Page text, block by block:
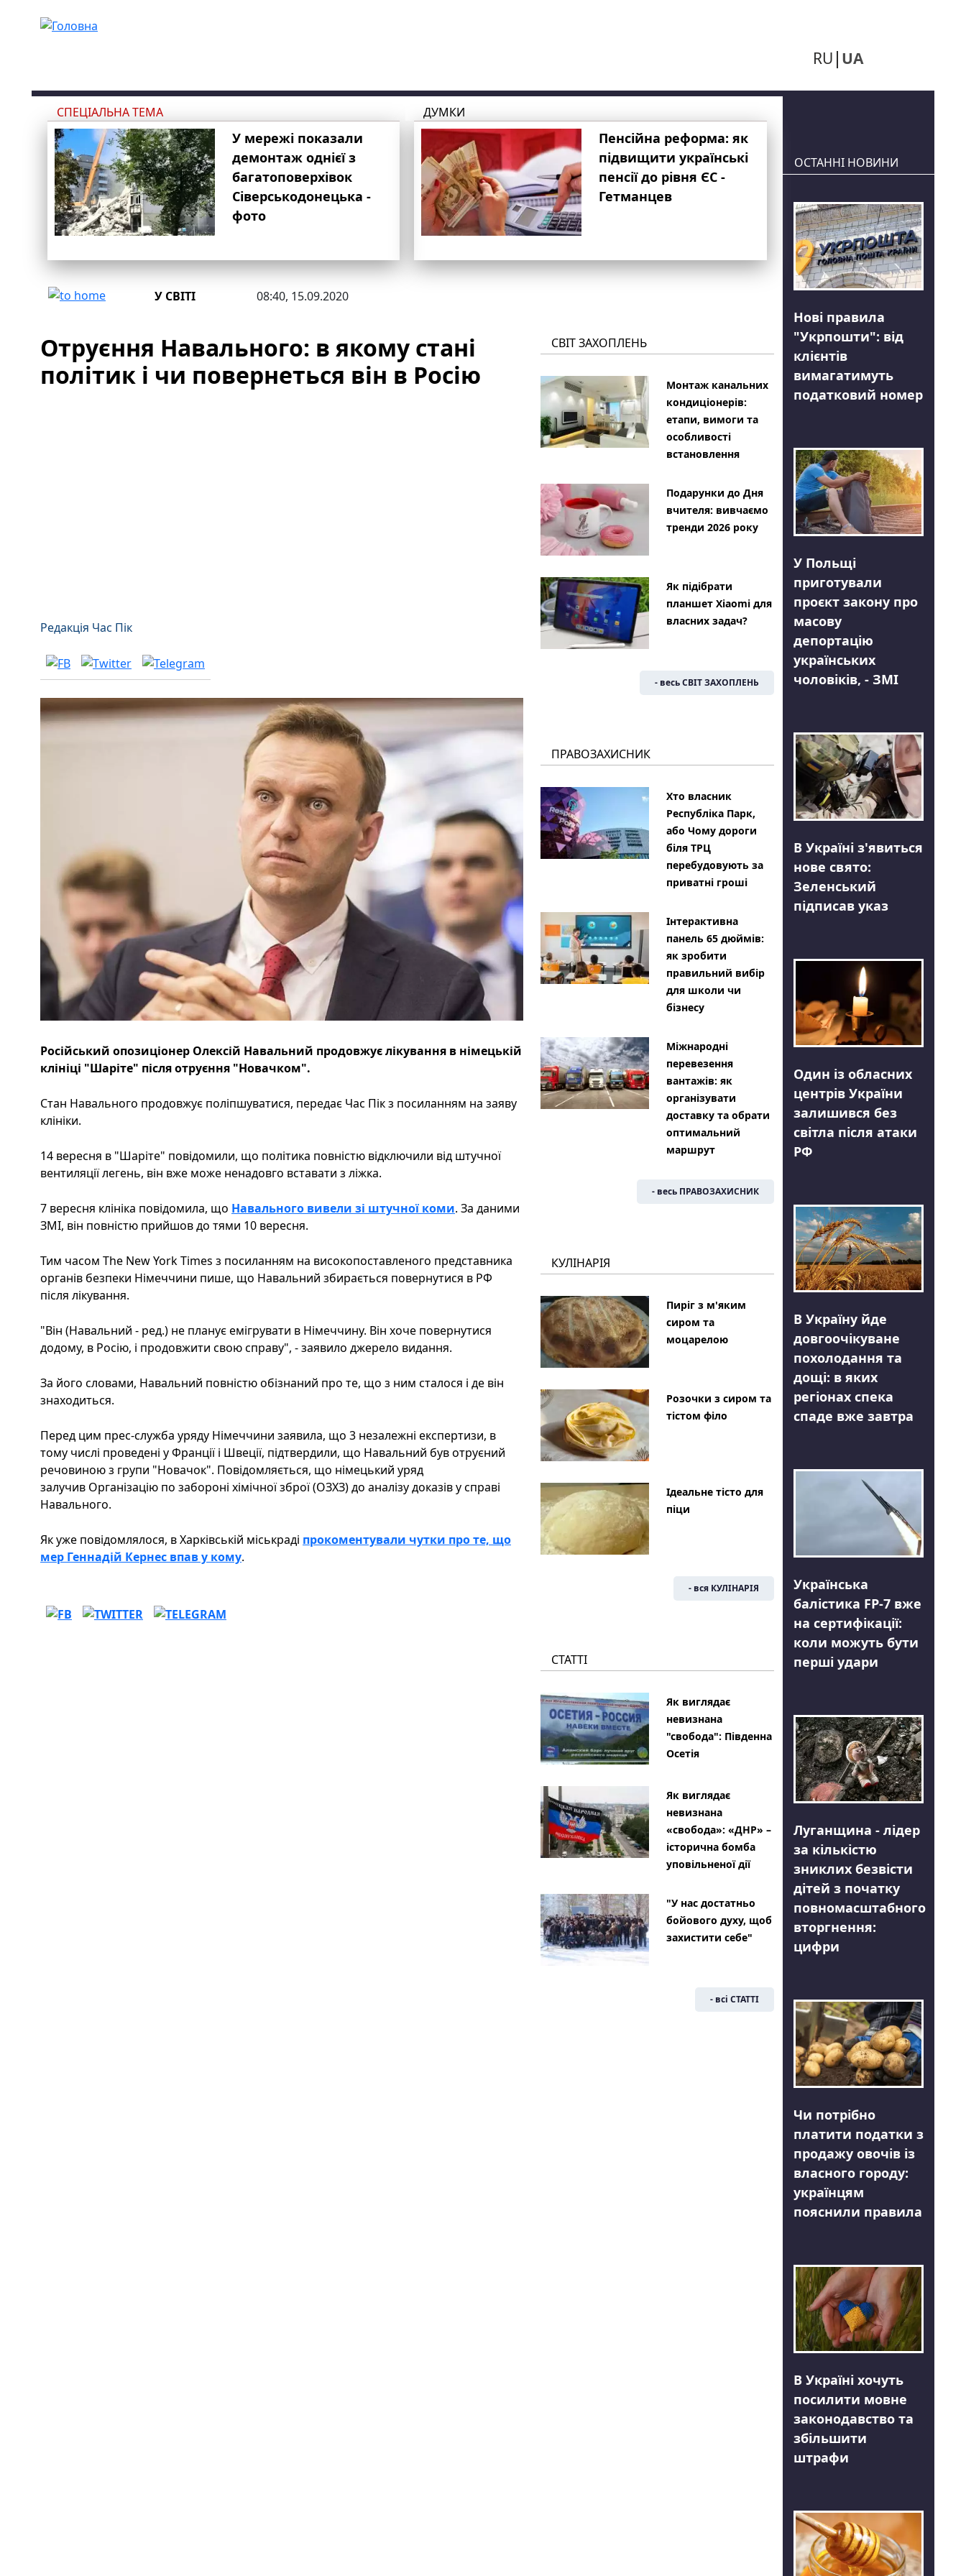
RU UA
СПЕЦІАЛЬНА ТЕМА
У мережі показали
демонтаж однієї з
багатоповерхівок
Сіверськодонецька -
фото
ДУМКИ
Пенсійна реформа: як
підвищити українські
пенсії до рівня ЄС -
Гетманцев
У СВІТІ 08:40, 15.09.2020
Отруєння Навального: в якому стані
політик і чи повернеться він в Росію
Редакція Час Пік
Російський опозиціонер Олексій Навальний продовжує лікування в німецькій
клініці "Шаріте" після отруєння "Новачком".
Стан Навального продовжує поліпшуватися, передає Час Пік з посиланням на заяву
клініки.
14 вересня в "Шаріте" повідомили, що політика повністю відключили від штучної
вентиляції легень, він вже може ненадовго вставати з ліжка.
7 вересня клініка повідомила, що Навального вивели зі штучної коми. За даними
ЗМІ, він повністю прийшов до тями 10 вересня.
Тим часом The New York Times з посиланням на високопоставленого представника
органів безпеки Німеччини пише, що Навальний збирається повернутися в РФ
після лікування.
"Він (Навальний - ред.) не планує емігрувати в Німеччину. Він хоче повернутися
додому, в Росію, і продовжити свою справу", - заявило джерело видання.
За його словами, Навальний повністю обізнаний про те, що з ним сталося і де він
знаходиться.
Перед цим прес-служба уряду Німеччини заявила, що 3 незалежні експертизи, в
тому числі проведені у Франції і Швеції, підтвердили, що Навальний був отруєний
речовиною з групи "Новачок". Повідомляється, що німецький уряд
залучив Організацію по забороні хімічної зброї (OЗХЗ) до аналізу доказів у справі
Навального.
Як уже повідомлялося, в Харківській міськраді прокоментували чутки про те, що
мер Геннадій Кернес впав у кому.
СВІТ ЗАХОПЛЕНЬ
Монтаж канальних
кондиціонерів:
етапи, вимоги та
особливості
встановлення
Подарунки до Дня
вчителя: вивчаємо
тренди 2026 року
Як підібрати
планшет Xiaomi для
власних задач?
- весь СВІТ ЗАХОПЛЕНЬ
ПРАВОЗАХИСНИК
Хто власник
Республіка Парк,
або Чому дороги
біля ТРЦ
перебудовують за
приватні гроші
Інтерактивна
панель 65 дюймів:
як зробити
правильний вибір
для школи чи
бізнесу
Міжнародні
перевезення
вантажів: як
організувати
доставку та обрати
оптимальний
маршрут
- весь ПРАВОЗАХИСНИК
КУЛІНАРІЯ
Пиріг з м'яким
сиром та
моцарелою
Розочки з сиром та
тістом філо
Ідеальне тісто для
піци
- вся КУЛІНАРІЯ
СТАТТІ
Як виглядає
невизнана
"свобода": Південна
Осетія
Як виглядає
невизнана
«свобода»: «ДНР» –
історична бомба
уповільненої дії
"У нас достатньо
бойового духу, щоб
захистити себе"
- всі СТАТТІ
ОСТАННІ НОВИНИ
Нові правила
"Укрпошти": від
клієнтів
вимагатимуть
податковий номер
У Польщі
приготували
проєкт закону про
масову
депортацію
українських
чоловіків, - ЗМІ
В Україні з'явиться
нове свято:
Зеленський
підписав указ
Один із обласних
центрів України
залишився без
світла після атаки
РФ
В Україну йде
довгоочікуване
похолодання та
дощі: в яких
регіонах спека
спаде вже завтра
Українська
балістика FP-7 вже
на сертифікації:
коли можуть бути
перші удари
Луганщина - лідер
за кількістю
зниклих безвісти
дітей з початку
повномасштабного
вторгнення:
цифри
Чи потрібно
платити податки з
продажу овочів із
власного городу:
українцям
пояснили правила
В Україні хочуть
посилити мовне
законодавство та
збільшити
штрафи